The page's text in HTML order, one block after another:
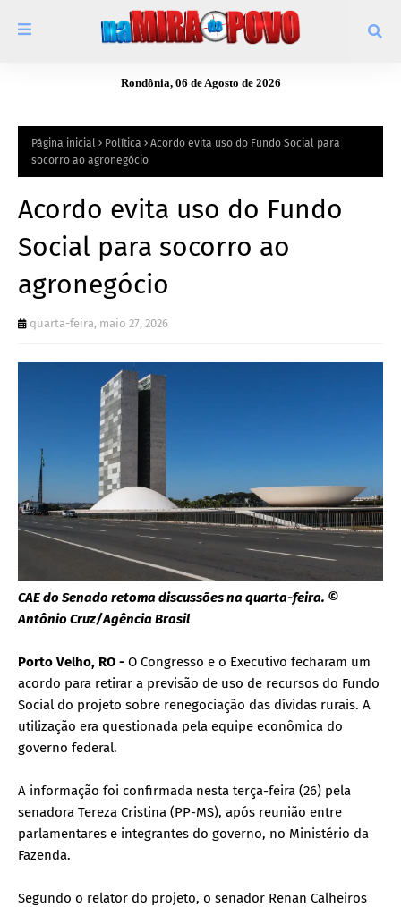
Rondônia, 06 de Agosto de 2026
Página inicial Política
Acordo evita uso do Fundo Social para
socorro ao agronegócio
Acordo evita uso do Fundo
Social para socorro ao
agronegócio
quarta-feira, maio 27, 2026
CAE do Senado retoma discussões na quarta-feira. ©
Antônio Cruz/Agência Brasil
Porto Velho, RO - O Congresso e o Executivo fecharam um
acordo para retirar a previsão de uso de recursos do Fundo
Social do projeto sobre renegociação das dívidas rurais. A
utilização era questionada pela equipe econômica do
governo federal.
A informação foi confirmada nesta terça-feira (26) pela
senadora Tereza Cristina (PP-MS), após reunião entre
parlamentares e integrantes do governo, no Ministério da
Fazenda.
Segundo o relator do projeto, o senador Renan Calheiros